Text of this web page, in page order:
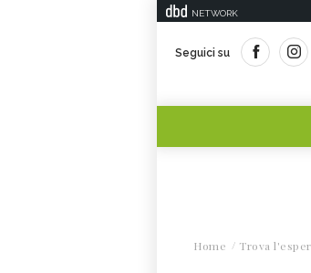
NETWORK
Seguici su
Home Trova